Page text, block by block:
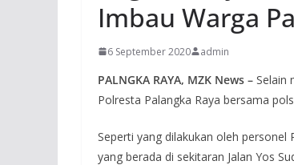
Imbau Warga
6 September 2020 admin
PALNGKA RAYA, MZK News – Selain
Polresta Palangka Raya bersama
Seperti yang dilakukan oleh
yang berada di sekitaran Jalan Yos